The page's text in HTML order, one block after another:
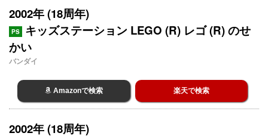
2002年 (18周年)
PS
キッズステーション LEGO (R) レゴ (R) のせ
かい
バンダイ
Amazonで検索 楽天で検索
2002年 (18周年)